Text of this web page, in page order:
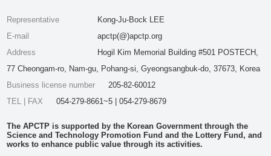
Representative
Kong-Ju-Bock LEE
E-mail
apctp(@)apctp.org
Address
Hogil Kim Memorial Building #501 POSTECH,
77 Cheongam-ro, Nam-gu, Pohang-si, Gyeongsangbuk-do, 37673, Korea
Business license number
205-82-60012
TEL | FAX
054-279-8661~5 | 054-279-8679
The APCTP is supported by the Korean Government through the
Science and Technology Promotion Fund and the Lottery Fund, and
works to enhance public value through its activities.